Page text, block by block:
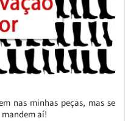
nas minhas peças, mas se
aí!